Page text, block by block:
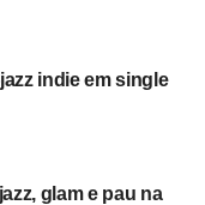
indie em single
glam e pau na